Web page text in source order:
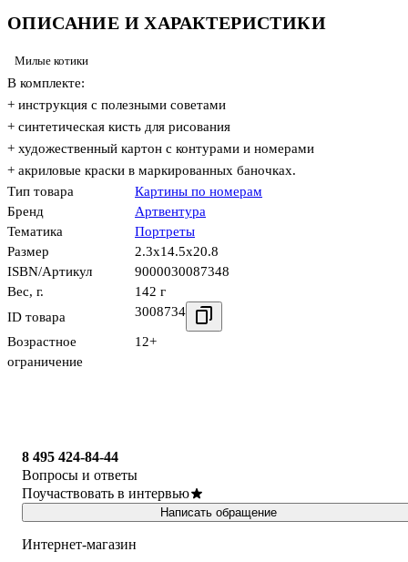
ОПИСАНИЕ И ХАРАКТЕРИСТИКИ
Милые котики
В комплекте:
+ инструкция с полезными советами
+ синтетическая кисть для рисования
+ художественный картон с контурами и номерами
+ акриловые краски в маркированных баночках.
Тип товара
Картины по номерам
Бренд
Артвентура
Тематика
Портреты
Размер
2.3x14.5x20.8
ISBN/Артикул
9000030087348
Вес, г.
142 г
ID товара
3008734
Возрастное
ограничение
12+
8 495 424-84-44
Вопросы и ответы
Поучаствовать в интервью
Написать обращение
Интернет-магазин